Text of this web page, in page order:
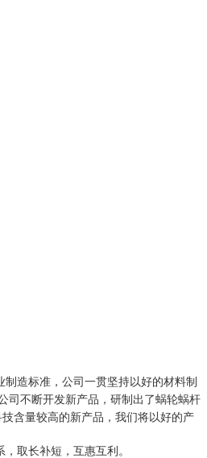
造标准，公司一贯坚持以好的材料制
司不断开发新产品，研制出了蜗轮蜗杆
含量较高的新产品，我们将以好的产
取长补短，互惠互利。